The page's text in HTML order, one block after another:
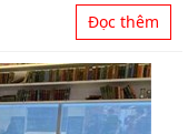
Đọc thêm